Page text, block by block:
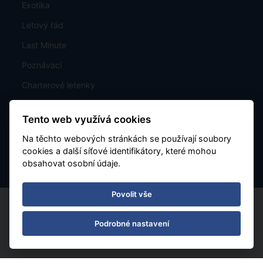
Exotika
Letový řád
Last Minute
Poznávací
Charterové letenky
Kontakt
Nastavení Cookies
Tento web využívá cookies
Na těchto webových stránkách se používají soubory
cookies a další síťové identifikátory, které mohou
obsahovat osobní údaje.
Povolit vše
Podrobné nastavení